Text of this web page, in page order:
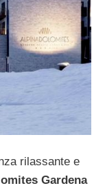
rilassante e
Gardena